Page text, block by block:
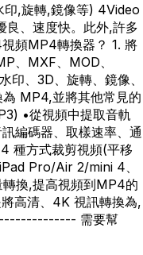
,旋轉,鏡像等) 4Video
、速度快。此外,許多
頻MP4轉換器？ 1. 將
、MXF、MOD、
、3D、旋轉、鏡像、
MP4,並將其他常見的
•從視頻中提取音軌
編碼器、取樣速率、通
種方式裁剪視頻(平移
Pro/Air 2/mini 4、
換,提高視頻到MP4的
高清、4K 視訊轉換為,
需要幫